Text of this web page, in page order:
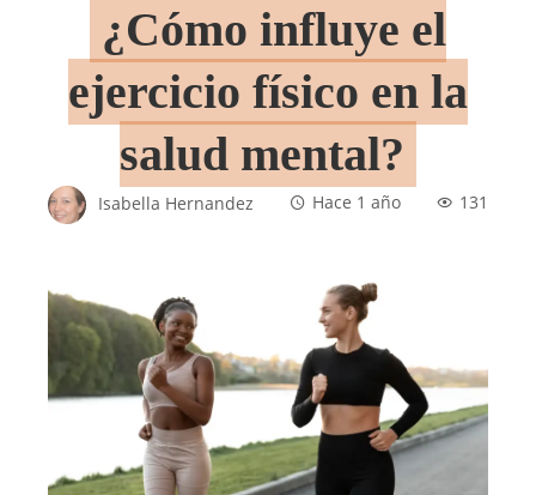
¿Cómo influye el
ejercicio físico en la
salud mental?
Isabella Hernandez Hace 1 año 131